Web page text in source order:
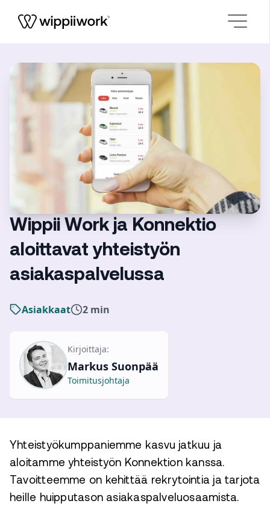
Wippii Work ja Konnektio
aloittavat yhteistyön
asiakaspalvelussa
Asiakkaat 2 min
Kirjoittaja:
Markus Suonpää
Toimitusjohtaja
Yhteistyökumppaniemme kasvu jatkuu ja
aloitamme yhteistyön Konnektion kanssa.
Tavoitteemme on kehittää rekrytointia ja tarjota
heille huipputason asiakaspalveluosaamista.